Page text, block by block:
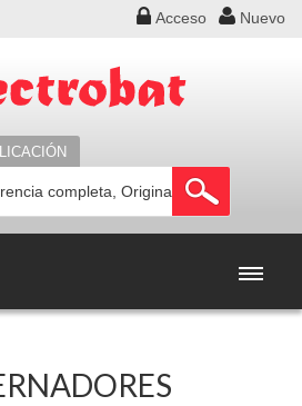
Acceso Nuevo